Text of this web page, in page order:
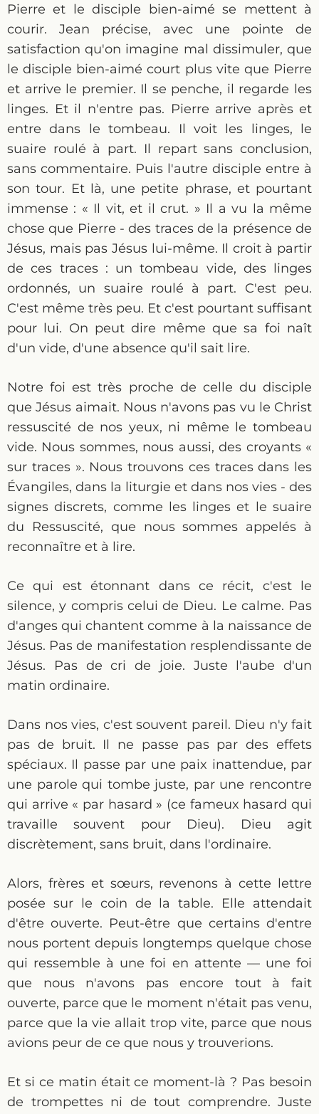
Pierre et le disciple bien-aimé se mettent à
courir. Jean précise, avec une pointe de
satisfaction qu'on imagine mal dissimuler, que
le disciple bien-aimé court plus vite que Pierre
et arrive le premier. Il se penche, il regarde les
linges. Et il n'entre pas. Pierre arrive après et
entre dans le tombeau. Il voit les linges, le
suaire roulé à part. Il repart sans conclusion,
sans commentaire. Puis l'autre disciple entre à
son tour. Et là, une petite phrase, et pourtant
immense : « Il vit, et il crut. » Il a vu la même
chose que Pierre - des traces de la présence de
Jésus, mais pas Jésus lui-même. Il croit à partir
de ces traces : un tombeau vide, des linges
ordonnés, un suaire roulé à part. C'est peu.
C'est même très peu. Et c'est pourtant suffisant
pour lui. On peut dire même que sa foi naît
d'un vide, d'une absence qu'il sait lire.
Notre foi est très proche de celle du disciple
que Jésus aimait. Nous n'avons pas vu le Christ
ressuscité de nos yeux, ni même le tombeau
vide. Nous sommes, nous aussi, des croyants «
sur traces ». Nous trouvons ces traces dans les
Évangiles, dans la liturgie et dans nos vies - des
signes discrets, comme les linges et le suaire
du Ressuscité, que nous sommes appelés à
reconnaître et à lire.
Ce qui est étonnant dans ce récit, c'est le
silence, y compris celui de Dieu. Le calme. Pas
d'anges qui chantent comme à la naissance de
Jésus. Pas de manifestation resplendissante de
Jésus. Pas de cri de joie. Juste l'aube d'un
matin ordinaire.
Dans nos vies, c'est souvent pareil. Dieu n'y fait
pas de bruit. Il ne passe pas par des effets
spéciaux. Il passe par une paix inattendue, par
une parole qui tombe juste, par une rencontre
qui arrive « par hasard » (ce fameux hasard qui
travaille souvent pour Dieu). Dieu agit
discrètement, sans bruit, dans l'ordinaire.
Alors, frères et sœurs, revenons à cette lettre
posée sur le coin de la table. Elle attendait
d'être ouverte. Peut-être que certains d'entre
nous portent depuis longtemps quelque chose
qui ressemble à une foi en attente — une foi
que nous n'avons pas encore tout à fait
ouverte, parce que le moment n'était pas venu,
parce que la vie allait trop vite, parce que nous
avions peur de ce que nous y trouverions.
Et si ce matin était ce moment-là ? Pas besoin
de trompettes ni de tout comprendre. Juste